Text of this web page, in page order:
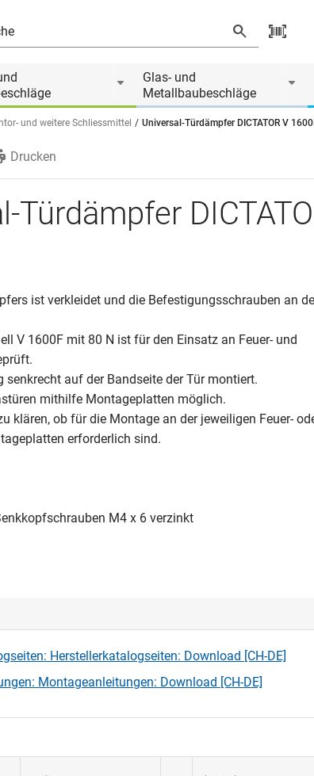
Glas- und
Metallbaubeschläge
und weitere Schliessmittel Universal-Türdämpfer DICTATOR V
Drucken
Türdämpfer
ist verkleidet und die Befestigungsschrauben an
V 1600F mit 80 N ist für den Einsatz an Feuer- und
auf der Bandseite der Tür montiert.
mithilfe Montageplatten möglich.
klären, ob für die Montage an der jeweiligen Feuer-
erforderlich sind.
M4 x 6 verzinkt
Herstellerkatalogseiten: Download [CH-DE]
Montageanleitungen: Download [CH-DE]